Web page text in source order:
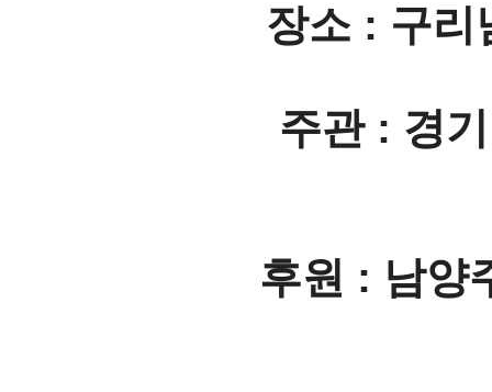
장소 : 구리
주관 : 경
후원 : 남양